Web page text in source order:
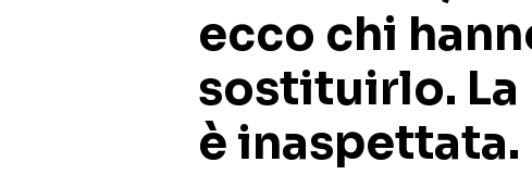
ecco chi
sostituirlo. La
è inaspettata.